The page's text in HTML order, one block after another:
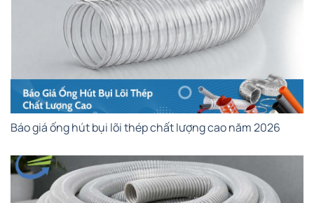
Báo giá ống hút bụi lõi thép chất lượng cao năm 2026